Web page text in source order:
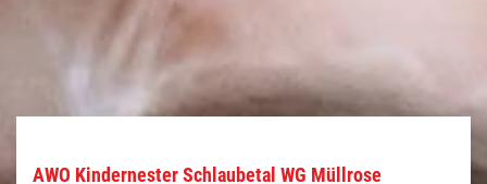
AWO Kindernester Schlaubetal WG Müllrose